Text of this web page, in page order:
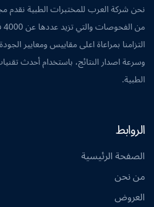
نحن شركة العرب للمختبرات الطبية نقدم
التزامنا بمراعاة اعلى مقاييس ومعايير
وسرعة اصدار النتائج، باستخدام أحدث
الطبية.
الروابط
الصفحة الرئيسية
من نحن
العروض